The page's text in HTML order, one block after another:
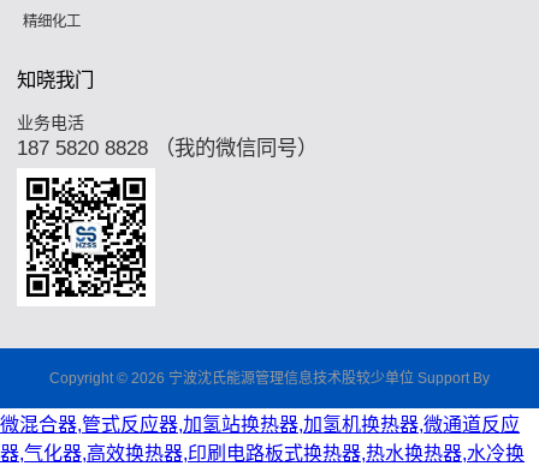
精细化工
知晓我门
业务电活
187 5820 8828 （我的微信同号）
Copyright © 2026 宁波沈氏能源管理信息技术股较少单位 Support By
微混合器,管式反应器,加氢站换热器,加氢机换热器,微通道反应
器,气化器,高效换热器,印刷电路板式换热器,热水换热器,水冷换